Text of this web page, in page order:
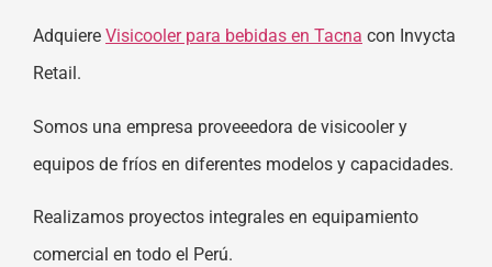
Adquiere Visicooler para bebidas en Tacna con Invycta
Retail.
Somos una empresa proveeedora de visicooler y
equipos de fríos en diferentes modelos y capacidades.
Realizamos proyectos integrales en equipamiento
comercial en todo el Perú.